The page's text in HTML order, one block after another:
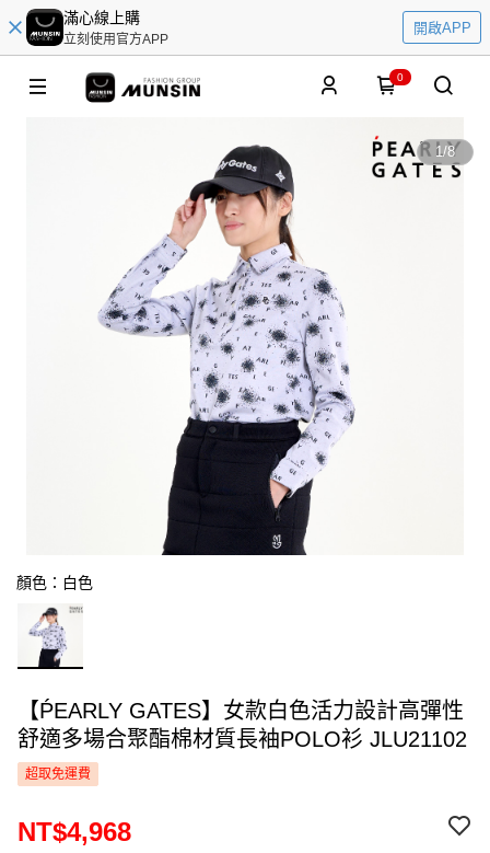
滿心線上購
立刻使用官方APP
開啟APP
0
1/8
顏色：白色
【ṔEARLY GATES】女款白色活力設計高彈性
舒適多場合聚酯棉材質長袖POLO衫 JLU21102
超取免運費
NT$4,968